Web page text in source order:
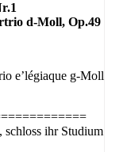
d-Moll, Op.49
e’légiaque g-Moll
schloss ihr Studium